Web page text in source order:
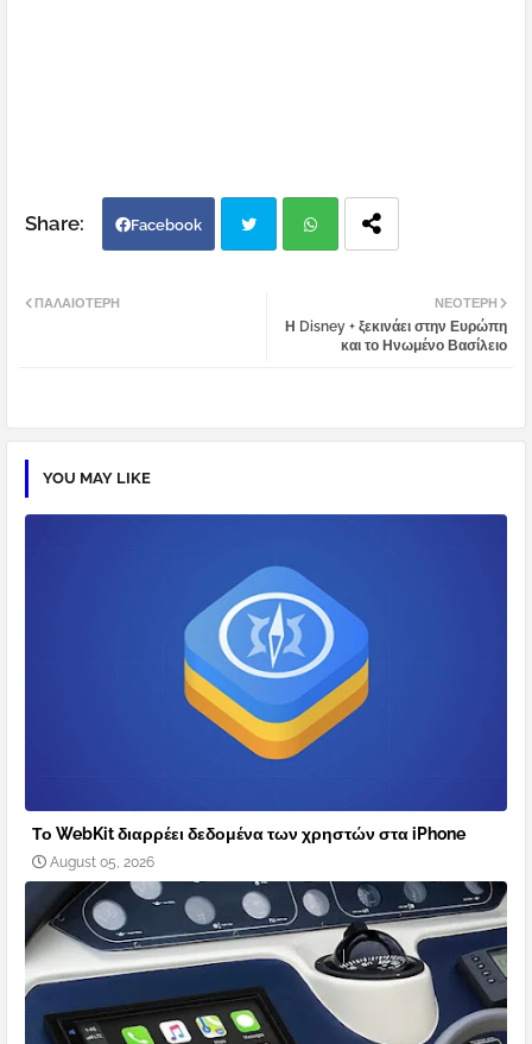
Facebook
atsa
ΝΕΌΤΕΡΗ
Η Disney + ξεκινάει στην Ευρώπη
και το Ηνωμένο Βασίλειο
ΠΑΛΑΙΌΤΕΡΗ
YOU MAY LIKE
Το WebKit διαρρέει δεδομένα των χρηστών στα iPhone
August 05, 2026